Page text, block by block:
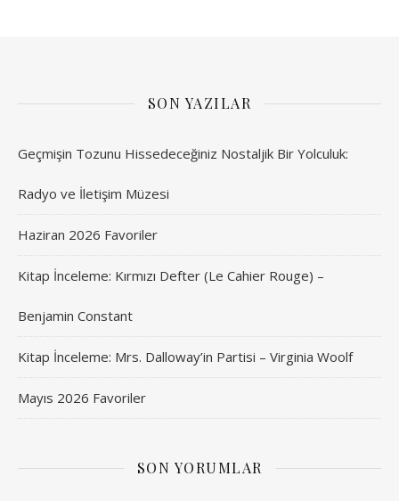
SON YAZILAR
Geçmişin Tozunu Hissedeceğiniz Nostaljik Bir Yolculuk:
Radyo ve İletişim Müzesi
Haziran 2026 Favoriler
Kitap İnceleme: Kırmızı Defter (Le Cahier Rouge) –
Benjamin Constant
Kitap İnceleme: Mrs. Dalloway’in Partisi – Virginia Woolf
Mayıs 2026 Favoriler
SON YORUMLAR